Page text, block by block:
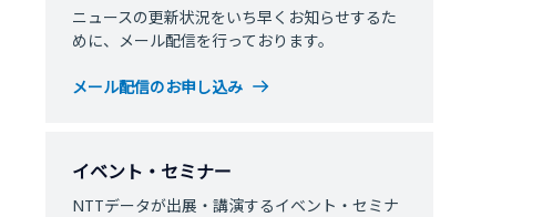
ニュースの更新状況をいち早くお知らせするた
めに、メール配信を行っております。
メール配信のお申し込み
イベント・セミナー
NTTデータが出展・講演するイベント・セミナ